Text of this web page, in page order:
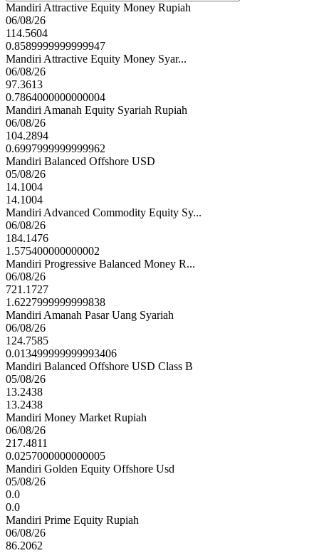
Mandiri Attractive Equity Money Rupiah
06/08/26
114.5604
0.8589999999999947
Mandiri Attractive Equity Money Syar...
06/08/26
97.3613
0.7864000000000004
Mandiri Amanah Equity Syariah Rupiah
06/08/26
104.2894
0.6997999999999962
Mandiri Balanced Offshore USD
05/08/26
14.1004
14.1004
Mandiri Advanced Commodity Equity Sy...
06/08/26
184.1476
1.575400000000002
Mandiri Progressive Balanced Money R...
06/08/26
721.1727
1.6227999999999838
Mandiri Amanah Pasar Uang Syariah
06/08/26
124.7585
0.013499999999993406
Mandiri Balanced Offshore USD Class B
05/08/26
13.2438
13.2438
Mandiri Money Market Rupiah
06/08/26
217.4811
0.0257000000000005
Mandiri Golden Equity Offshore Usd
05/08/26
0.0
0.0
Mandiri Prime Equity Rupiah
06/08/26
86.2062